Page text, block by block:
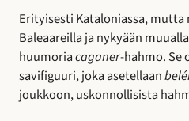
Erityisesti Kataloniassa, mutta
Baleaareilla ja nykyään
huumoriacaganer-hahmo. Se
savifiguuri, joka asetellaan
joukkoon, uskonnollisista